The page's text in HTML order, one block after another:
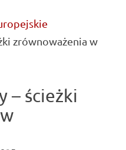
zrównoważenia w
– ścieżki